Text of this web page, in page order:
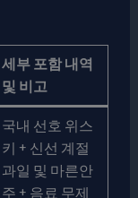
세부 포함 내역
및 비고
국내 선호 위스
키 + 신선 계절
과일 및 마른안
주 + 음료 무제